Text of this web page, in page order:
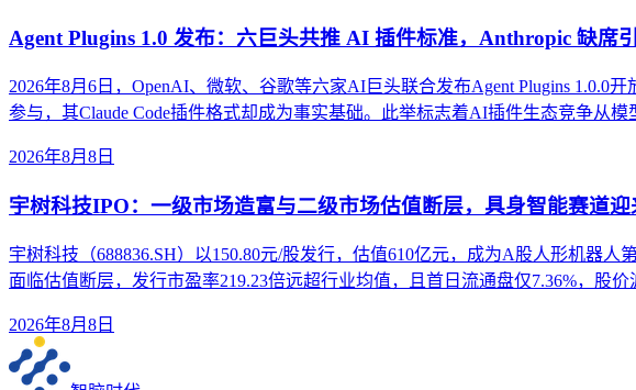
Agent Plugins 1.0 发布：六巨头共推 AI 插件标准，Anthropic 缺席
2026年8月6日，OpenAI、微软、谷歌等六家AI巨头联合发布Agent Plugins
参与，其Claude Code插件格式却成为事实基础。此举标志着AI插件生态竞争从模
2026年8月8日
宇树科技IPO：一级市场造富与二级市场估值断层，具身智能赛道迎
宇树科技（688836.SH）以150.80元/股发行，估值610亿元，成为A股人形机器
面临估值断层，发行市盈率219.23倍远超行业均值，且首日流通盘仅7.36%，股
2026年8月8日